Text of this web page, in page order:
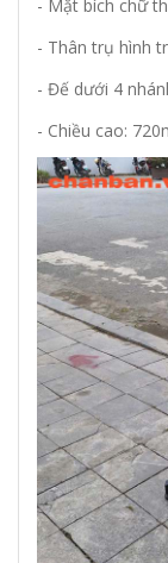
- Mặt bích chữ
- Thân trụ hình
- Đế dưới 4
- Chiều cao: